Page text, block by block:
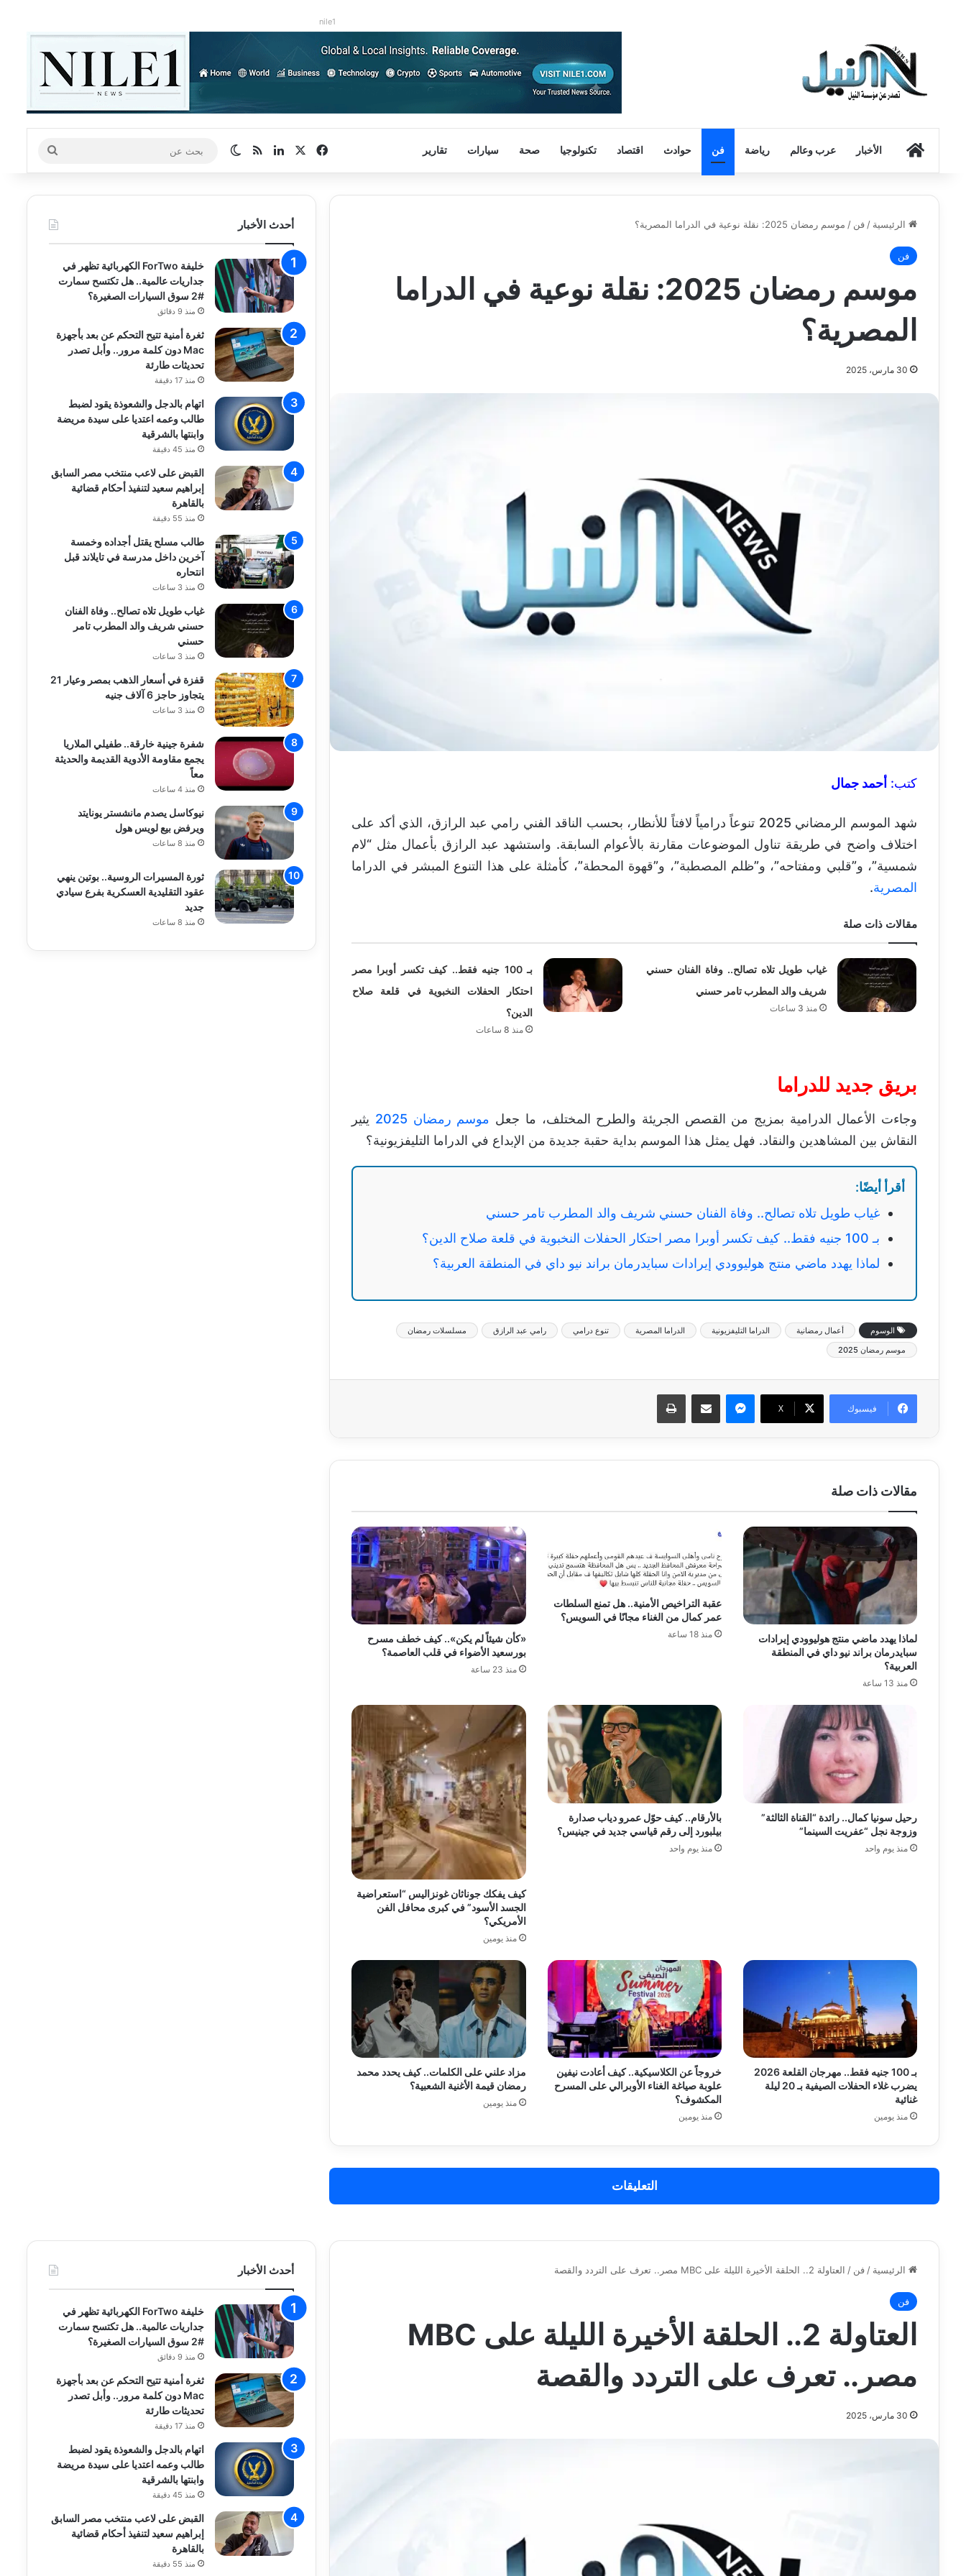
nile1
الرئيسيةالأخبار عرب وعالم رياضة فن حوادث اقتصاد تكنولوجيا صحة سيارات تقارير فيسبوك لينكدإنملخص الموقع RSS
الوضع المظلم
بحث
عن
الرئيسية / فن / موسم رمضان 2025: نقلة نوعية في الدراما المصرية؟
فن
موسم رمضان 2025: نقلة نوعية في الدراما
المصرية؟
30 مارس، 2025
كتب: أحمد جمال
شهد الموسم الرمضاني 2025 تنوعاً درامياً لافتاً للأنظار، بحسب الناقد الفني رامي عبد الرازق، الذي أكد على
اختلاف واضح في طريقة تناول الموضوعات مقارنة بالأعوام السابقة. واستشهد عبد الرازق بأعمال مثل “لام
شمسية”، و”قلبي ومفتاحه”، و”ظلم المصطبة”، و”قهوة المحطة”، كأمثلة على هذا التنوع المبشر في الدراما
المصرية.
مقالات ذات صلة
غياب طويل تلاه تصالح.. وفاة الفنان حسني
شريف والد المطرب تامر حسني
منذ 3 ساعات
بـ 100 جنيه فقط.. كيف تكسر أوبرا مصر
احتكار الحفلات النخبوية في قلعة صلاح
الدين؟
منذ 8 ساعات
بريق جديد للدراما
وجاءت الأعمال الدرامية بمزيج من القصص الجريئة والطرح المختلف، ما جعل موسم رمضان 2025
يثير
النقاش بين المشاهدين والنقاد. فهل يمثل هذا الموسم بداية حقبة جديدة من الإبداع في الدراما التليفزيونية؟
أقرأ أيضًا:
غياب طويل تلاه تصالح.. وفاة الفنان حسني شريف والد المطرب تامر حسني
بـ 100 جنيه فقط.. كيف تكسر أوبرا مصر احتكار الحفلات النخبوية في قلعة صلاح الدين؟
لماذا يهدد ماضي منتج هوليوودي إيرادات سبايدرمان براند نيو داي في المنطقة العربية؟
الوسوم أعمال رمضانية الدراما التليفزيونية الدراما المصرية تنوع درامي رامي عبد الرازق
مسلسلات رمضان
موسم رمضان 2025
فيسبوك ‫X
ماسنجر مشاركة عبر البريد طباعة
مقالات ذات صلة
لماذا يهدد ماضي منتج هوليوودي إيرادات
سبايدرمان براند نيو داي في المنطقة
العربية؟
منذ 13 ساعة
عقبة التراخيص الأمنية.. هل تمنع السلطات
عمر كمال من الغناء مجانًا في السويس؟
منذ 18 ساعة
«كأن شيئاً لم يكن».. كيف خطف مسرح
بورسعيد الأضواء في قلب العاصمة؟
منذ 23 ساعة
رحيل سونيا كمال.. رائدة “القناة الثالثة”
وزوجة نجل “عفريت السينما”
منذ يوم واحد
بالأرقام.. كيف حوّل عمرو دياب صدارة
بيلبورد إلى رقم قياسي جديد في جينيس؟
منذ يوم واحد
كيف يفكك جوناثان غونزاليس “استعراضية
الجسد الأسود” في كبرى محافل الفن
الأمريكي؟
منذ يومين
بـ 100 جنيه فقط.. مهرجان القلعة 2026
يضرب غلاء الحفلات الصيفية بـ 20 ليلة
غنائية
منذ يومين
خروجاً عن الكلاسيكية.. كيف أعادت نيفين
علوبة صياغة الغناء الأوبرالي على المسرح
المكشوف؟
منذ يومين
مزاد علني على الكلمات.. كيف يحدد محمد
رمضان قيمة الأغنية الشعبية؟
منذ يومين
التعليقات
أحدث الأخبار
خليفة ForTwo الكهربائية تظهر في
جداريات عالمية.. هل تكتسح سمارت
#2 سوق السيارات الصغيرة؟
منذ 9 دقائق
ثغرة أمنية تتيح التحكم عن بعد بأجهزة
Mac دون كلمة مرور.. وأبل تصدر
تحديثات طارئة
منذ 17 دقيقة
اتهام بالدجل والشعوذة يقود لضبط
طالب وعمه اعتديا على سيدة مريضة
وابنتها بالشرقية
منذ 45 دقيقة
القبض على لاعب منتخب مصر السابق
إبراهيم سعيد لتنفيذ أحكام قضائية
بالقاهرة
منذ 55 دقيقة
طالب مسلح يقتل أجداده وخمسة
آخرين داخل مدرسة في تايلاند قبل
انتحاره
منذ 3 ساعات
غياب طويل تلاه تصالح.. وفاة الفنان
حسني شريف والد المطرب تامر
حسني
منذ 3 ساعات
قفزة في أسعار الذهب بمصر وعيار 21
يتجاوز حاجز 6 آلاف جنيه
منذ 3 ساعات
شفرة جينية خارقة.. طفيلي الملاريا
يجمع مقاومة الأدوية القديمة والحديثة
معاً
منذ 4 ساعات
نيوكاسل يصدم مانشستر يونايتد
ويرفض بيع لويس هول
منذ 8 ساعات
ثورة المسيرات الروسية.. بوتين ينهي
عقود التقليدية العسكرية بفرع سيادي
جديد
منذ 8 ساعات